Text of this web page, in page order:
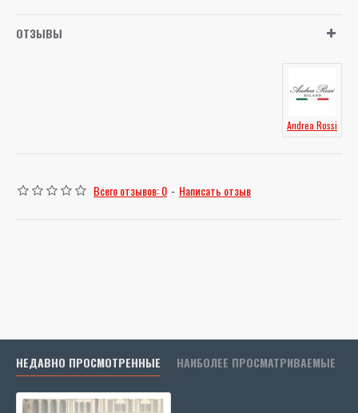
ОТЗЫВЫ
Andrea Rossi
Всего отзывов: 0 - Написать отзыв
НЕДАВНО ПРОСМОТРЕННЫЕ НАИБОЛЕЕ ПРОСМАТРИВАЕМЫЕ